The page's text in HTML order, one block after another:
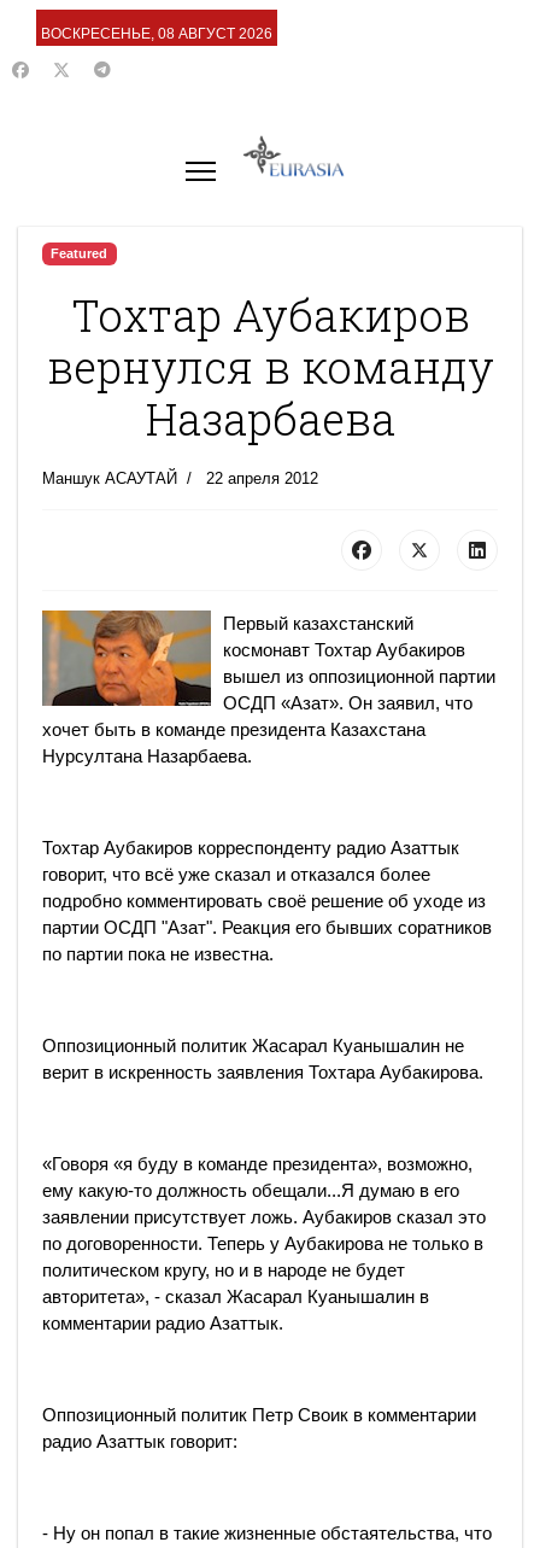
ВОСКРЕСЕНЬЕ, 08 АВГУСТ 2026
Featured
Тохтар Аубакиров
вернулся в команду
Назарбаева
Маншук АСАУТАЙ 22 апреля 2012
Первый казахстанский
космонавт Тохтар Аубакиров
вышел из оппозиционной партии
ОСДП «Азат». Он заявил, что
хочет быть в команде президента Казахстана
Нурсултана Назарбаева.
Тохтар Аубакиров корреспонденту радио Азаттык
говорит, что всё уже сказал и отказался более
подробно комментировать своё решение об уходе из
партии ОСДП "Азат". Реакция его бывших соратников
по партии пока не известна.
Оппозиционный политик Жасарал Куанышалин не
верит в искренность заявления Тохтара Аубакирова.
«Говоря «я буду в команде президента», возможно,
ему какую-то должность обещали...Я думаю в его
заявлении присутствует ложь. Аубакиров сказал это
по договоренности. Теперь у Аубакирова не только в
политическом кругу, но и в народе не будет
авторитета», - сказал Жасарал Куанышалин в
комментарии радио Азаттык.
Оппозиционный политик Петр Своик в комментарии
радио Азаттык говорит:
- Ну он попал в такие жизненные обстаятельства, что